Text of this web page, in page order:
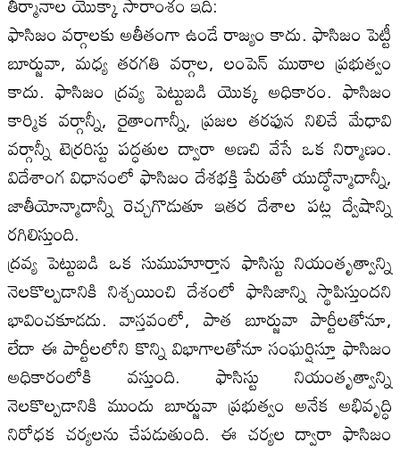
ఫాసిజం వర్గాలకు అతీతంగా ఉండే రాజ్యం కాదు. ఫాసిజం పెట్టీ
బూర్జువా, మధ్య తరగతి వర్గాల, లంపెన్ ముఠాల ప్రభుత్వం
కాదు. ఫాసిజం ద్రవ్య పెట్టుబడి యొక్క అధికారం. ఫాసిజం
కార్మిక వర్గాన్నీ, రైతాంగాన్నీ, ప్రజల తరఫున నిలిచే మేధావి
వర్గాన్నీ టెర్రరిస్టు పద్ధతుల ద్వారా అణచి వేసే ఒక నిర్మాణం.
విదేశాంగ విధానంలో ఫాసిజం దేశభక్తి పేరుతో యుద్ధోన్మాదాన్నీ,
జాతీయోన్మాదాన్నీ రెచ్చగొడుతూ ఇతర దేశాల పట్ల ద్వేషాన్ని
రగిలిస్తుంది.
ద్రవ్య పెట్టుబడి ఒక సుముహూర్తాన ఫాసిస్టు నియంతృత్వాన్ని
నెలకొల్పడానికి నిశ్చయించి దేశంలో ఫాసిజాన్ని స్థాపిస్తుందని
భావించకూడదు. వాస్తవంలో, పాత బూర్జువా పార్టీలతోనూ,
లేదా ఈ పార్టీలలోని కొన్ని విభాగాలతోనూ సంఘర్షిస్తూ ఫాసిజం
అధికారంలోకి వస్తుంది. ఫాసిస్టు నియంతృత్వాన్ని
నెలకొల్పడానికి ముందు బూర్జువా ప్రభుత్వం అనేక అభివృద్ధి
నిరోధక చర్యలను చేపడుతుంది. ఈ చర్యల ద్వారా ఫాసిజం